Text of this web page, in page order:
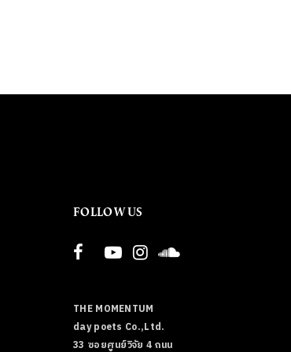
FOLLOW US
THE MOMENTUM
day poets Co.,Ltd.
33 ซอยศูนย์วิจัย 4 ถนน